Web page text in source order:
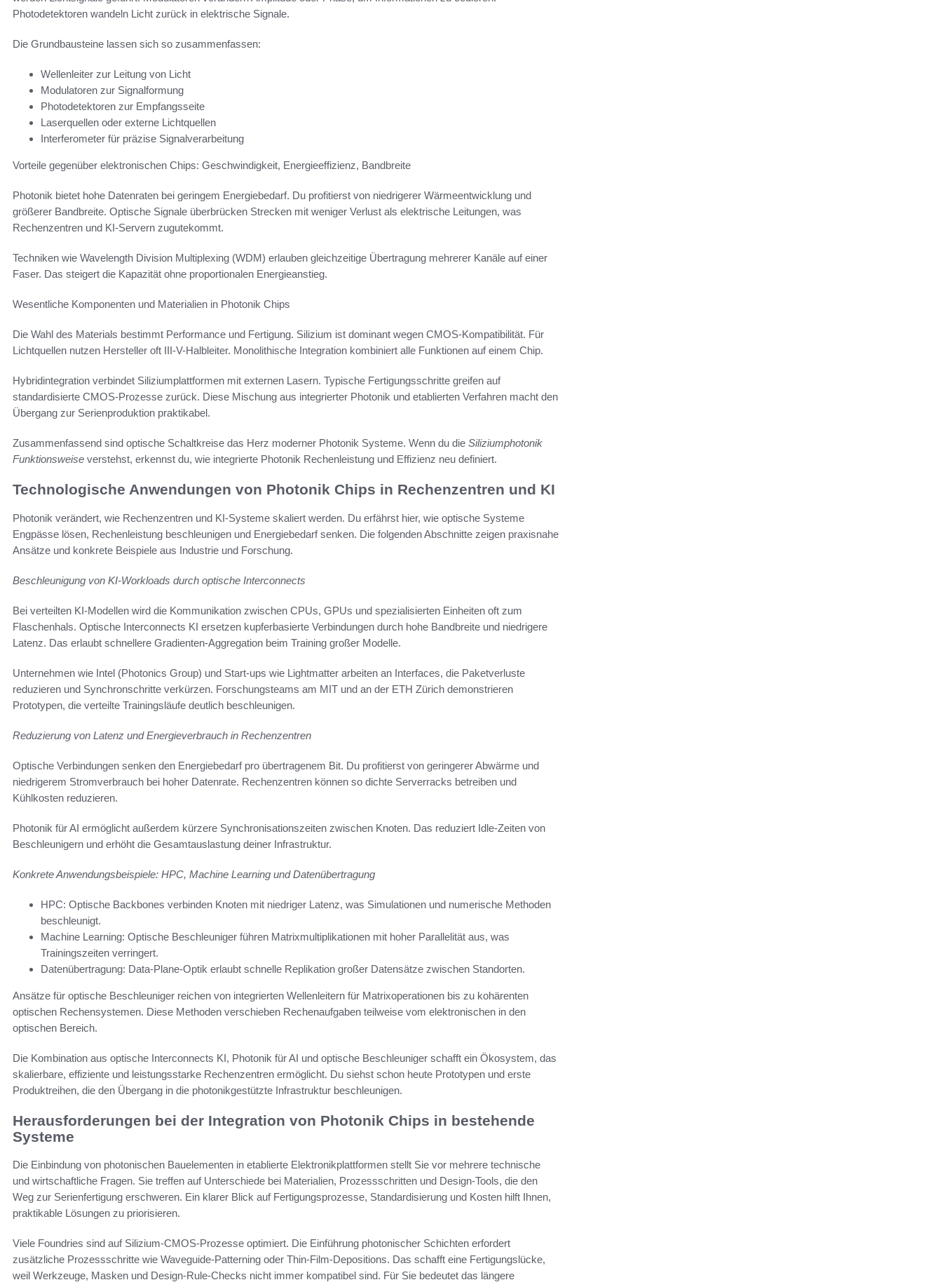
Photodetektoren wandeln Licht zurück in elektrische Signale.
Die Grundbausteine lassen sich so zusammenfassen:
Wellenleiter zur Leitung von Licht
Modulatoren zur Signalformung
Photodetektoren zur Empfangsseite
Laserquellen oder externe Lichtquellen
Interferometer für präzise Signalverarbeitung
Vorteile gegenüber elektronischen Chips: Geschwindigkeit, Energieeffizienz, Bandbreite
Photonik bietet hohe Datenraten bei geringem Energiebedarf. Du profitierst von niedrigerer Wärmeentwicklung und
größerer Bandbreite. Optische Signale überbrücken Strecken mit weniger Verlust als elektrische Leitungen, was
Rechenzentren und KI-Servern zugutekommt.
Techniken wie Wavelength Division Multiplexing (WDM) erlauben gleichzeitige Übertragung mehrerer Kanäle auf einer
Faser. Das steigert die Kapazität ohne proportionalen Energieanstieg.
Wesentliche Komponenten und Materialien in Photonik Chips
Die Wahl des Materials bestimmt Performance und Fertigung. Silizium ist dominant wegen CMOS-Kompatibilität. Für
Lichtquellen nutzen Hersteller oft III-V-Halbleiter. Monolithische Integration kombiniert alle Funktionen auf einem Chip.
Hybridintegration verbindet Siliziumplattformen mit externen Lasern. Typische Fertigungsschritte greifen auf
standardisierte CMOS-Prozesse zurück. Diese Mischung aus integrierter Photonik und etablierten Verfahren macht den
Übergang zur Serienproduktion praktikabel.
Zusammenfassend sind optische Schaltkreise das Herz moderner Photonik Systeme. Wenn du die Siliziumphotonik
Funktionsweise verstehst, erkennst du, wie integrierte Photonik Rechenleistung und Effizienz neu definiert.
Technologische Anwendungen von Photonik Chips in Rechenzentren und KI
Photonik verändert, wie Rechenzentren und KI-Systeme skaliert werden. Du erfährst hier, wie optische Systeme
Engpässe lösen, Rechenleistung beschleunigen und Energiebedarf senken. Die folgenden Abschnitte zeigen praxisnahe
Ansätze und konkrete Beispiele aus Industrie und Forschung.
Beschleunigung von KI-Workloads durch optische Interconnects
Bei verteilten KI-Modellen wird die Kommunikation zwischen CPUs, GPUs und spezialisierten Einheiten oft zum
Flaschenhals. Optische Interconnects KI ersetzen kupferbasierte Verbindungen durch hohe Bandbreite und niedrigere
Latenz. Das erlaubt schnellere Gradienten-Aggregation beim Training großer Modelle.
Unternehmen wie Intel (Photonics Group) und Start-ups wie Lightmatter arbeiten an Interfaces, die Paketverluste
reduzieren und Synchronschritte verkürzen. Forschungsteams am MIT und an der ETH Zürich demonstrieren
Prototypen, die verteilte Trainingsläufe deutlich beschleunigen.
Reduzierung von Latenz und Energieverbrauch in Rechenzentren
Optische Verbindungen senken den Energiebedarf pro übertragenem Bit. Du profitierst von geringerer Abwärme und
niedrigerem Stromverbrauch bei hoher Datenrate. Rechenzentren können so dichte Serverracks betreiben und
Kühlkosten reduzieren.
Photonik für AI ermöglicht außerdem kürzere Synchronisationszeiten zwischen Knoten. Das reduziert Idle-Zeiten von
Beschleunigern und erhöht die Gesamtauslastung deiner Infrastruktur.
Konkrete Anwendungsbeispiele: HPC, Machine Learning und Datenübertragung
HPC: Optische Backbones verbinden Knoten mit niedriger Latenz, was Simulationen und numerische Methoden
beschleunigt.
Machine Learning: Optische Beschleuniger führen Matrixmultiplikationen mit hoher Parallelität aus, was
Trainingszeiten verringert.
Datenübertragung: Data-Plane-Optik erlaubt schnelle Replikation großer Datensätze zwischen Standorten.
Ansätze für optische Beschleuniger reichen von integrierten Wellenleitern für Matrixoperationen bis zu kohärenten
optischen Rechensystemen. Diese Methoden verschieben Rechenaufgaben teilweise vom elektronischen in den
optischen Bereich.
Die Kombination aus optische Interconnects KI, Photonik für AI und optische Beschleuniger schafft ein Ökosystem, das
skalierbare, effiziente und leistungsstarke Rechenzentren ermöglicht. Du siehst schon heute Prototypen und erste
Produktreihen, die den Übergang in die photonikgestützte Infrastruktur beschleunigen.
Herausforderungen bei der Integration von Photonik Chips in bestehende
Systeme
Die Einbindung von photonischen Bauelementen in etablierte Elektronikplattformen stellt Sie vor mehrere technische
und wirtschaftliche Fragen. Sie treffen auf Unterschiede bei Materialien, Prozessschritten und Design-Tools, die den
Weg zur Serienfertigung erschweren. Ein klarer Blick auf Fertigungsprozesse, Standardisierung und Kosten hilft Ihnen,
praktikable Lösungen zu priorisieren.
Viele Foundries sind auf Silizium-CMOS-Prozesse optimiert. Die Einführung photonischer Schichten erfordert
zusätzliche Prozessschritte wie Waveguide-Patterning oder Thin-Film-Depositions. Das schafft eine Fertigungslücke,
weil Werkzeuge, Masken und Design-Rule-Checks nicht immer kompatibel sind. Für Sie bedeutet das längere